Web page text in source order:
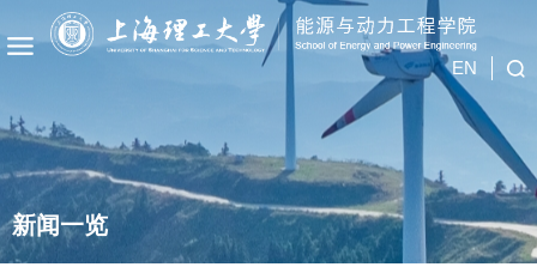
EN
新闻一览